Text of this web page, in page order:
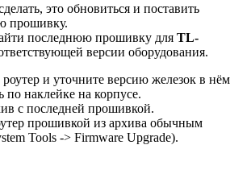
это обновиться и поставить
прошивку.
последнюю прошивку для TL-
версии оборудования.
и уточните версию железок в нём
по наклейке на корпусе.
с последней прошивкой.
прошивкой из архива обычным
Tools -> Firmware Upgrade).